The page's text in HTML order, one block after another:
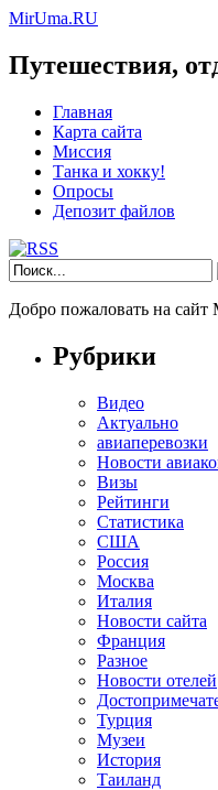
MirUma.RU
Путешествия,
Главная
Карта сайта
Миссия
Танка и хокку!
Опросы
Депозит файлов
Добро пожаловать на
Рубрики
Видео
Актуально
авиаперевозки
Новости
Визы
Рейтинги
Статистика
США
Россия
Москва
Италия
Новости сайта
Франция
Разное
Новости отелей
Турция
Музеи
История
Таиланд